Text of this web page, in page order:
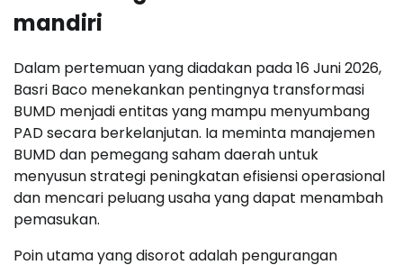
mandiri
Dalam pertemuan yang diadakan pada 16 Juni 2026,
Basri Baco menekankan pentingnya transformasi
BUMD menjadi entitas yang mampu menyumbang
PAD secara berkelanjutan. Ia meminta manajemen
BUMD dan pemegang saham daerah untuk
menyusun strategi peningkatan efisiensi operasional
dan mencari peluang usaha yang dapat menambah
pemasukan.
Poin utama yang disorot adalah pengurangan